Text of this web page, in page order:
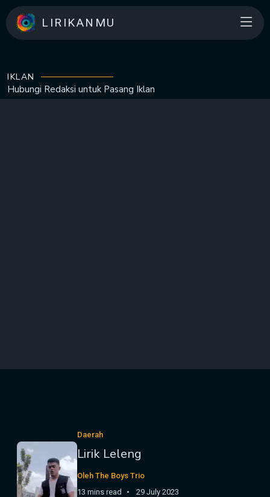
LIRIKANMU
IKLAN
Hubungi Redaksi untuk Pasang Iklan
Daerah
Lirik Leleng
Oleh The Boys Trio
13 mins read
29 July 2023